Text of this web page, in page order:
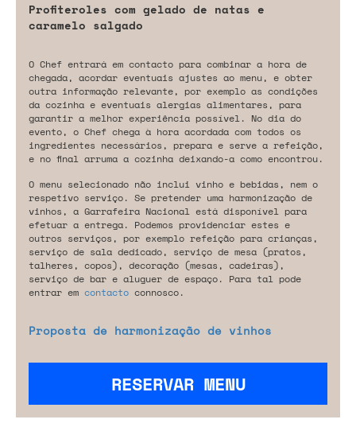
Profiteroles com gelado de natas e
caramelo salgado
O Chef entrará em contacto para combinar a hora de
chegada, acordar eventuais ajustes ao menu, e obter
outra informação relevante, por exemplo as condições
da cozinha e eventuais alergias alimentares, para
garantir a melhor experiência possível. No dia do
evento, o Chef chega à hora acordada com todos os
ingredientes necessários, prepara e serve a refeição,
e no final arruma a cozinha deixando-a como encontrou.
O menu selecionado não inclui vinho e bebidas, nem o
respetivo serviço. Se pretender uma harmonização de
vinhos, a Garrafeira Nacional está disponível para
efetuar a entrega. Podemos providenciar estes e
outros serviços, por exemplo refeição para crianças,
serviço de sala dedicado, serviço de mesa (pratos,
talheres, copos), decoração (mesas, cadeiras),
serviço de bar e aluguer de espaço. Para tal pode
entrar em contacto connosco.
Proposta de harmonização de vinhos
RESERVAR MENU